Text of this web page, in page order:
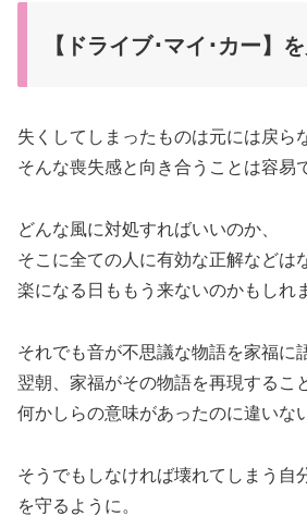
【ドライブ･マイ･カー】
失くしてしまったものは元には戻ら
そんな喪失感と向き合うことは容易
どんな風に対処すればいいのか、
そこに全ての人に有効な正解などは
楽になる日ももう来ないのかもしれ
それでも音が不思議な物語を家福に
翌朝、家福がその物語を再現するこ
何かしらの意味があったのに違いな
そうでもしなければ壊れてしまう自
を守るように。